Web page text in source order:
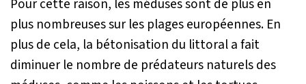
Pour cette raison, les méduses sont de plus en
plus nombreuses sur les plages européennes. En
plus de cela, la bétonisation du littoral a fait
diminuer le nombre de prédateurs naturels des